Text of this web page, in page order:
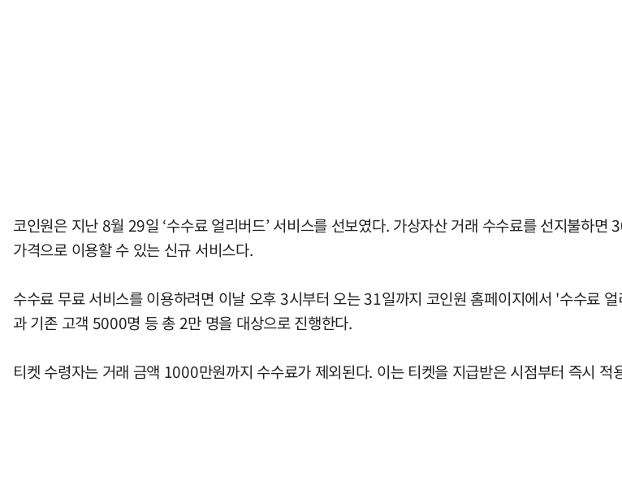
코인원은 지난 8월 29일 ‘수수료 얼리버드’ 서비스를 선보였다. 가상자산 거래 수수료를 선지불하
가격으로 이용할 수 있는 신규 서비스다.
수수료 무료 서비스를 이용하려면 이날 오후 3시부터 오는 31일까지 코인원 홈페이지에서 '수수료
과 기존 고객 5000명 등 총 2만 명을 대상으로 진행한다.
티켓 수령자는 거래 금액 1000만원까지 수수료가 제외된다. 이는 티켓을 지급받은 시점부터 즉시 적